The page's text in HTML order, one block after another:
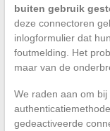
buiten gebruik
deze connectoren
inlogformulier dat
foutmelding. Het
maar van de
We raden aan om
gedeactiveerde